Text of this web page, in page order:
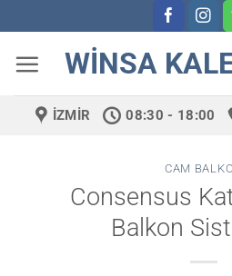
WINSA
İZMIR 08:30 - 18:00
CAM
Consensus
Balkon